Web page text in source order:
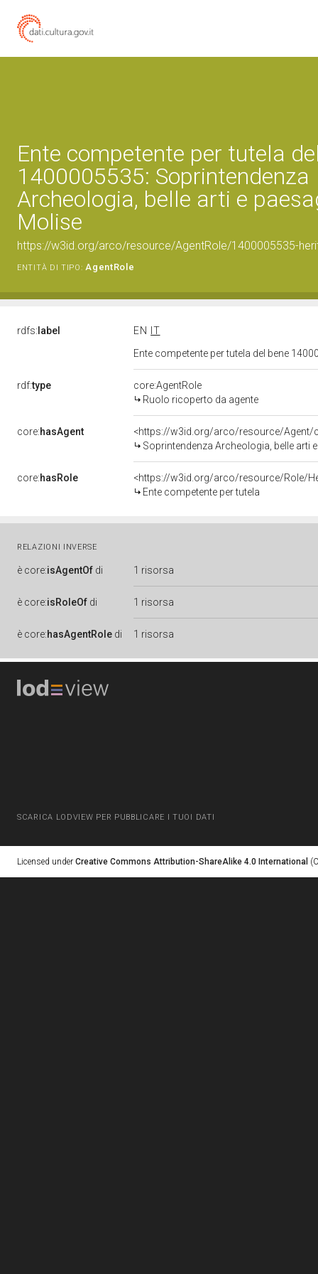
Ente competente per tutela
1400005535: Soprintendenza
Archeologia, belle arti e
Molise
https://w3id.org/arco/resource/AgentRole/1400005535-
ENTITÀ DI TIPO: AgentRole
rdfs: label EN
IT
Ente competente per tutela del bene
rdf:type
core:AgentRole
Ruolo ricoperto da agente
core:hasAgent
<https://w3id.org/arco/resource/Agent/
Soprintendenza Archeologia, belle arti
core:hasRole
<https://w3id.org/arco/resource/Role/
Ente competente per tutela
RELAZIONI INVERSE
è core:isAgentOf di 1 risorsa
è core:isRoleOf di 1 risorsa
è core:hasAgentRole di 1 risorsa
SCARICA LODVIEW PER PUBBLICARE I TUOI DATI
Licensed under Creative Commons Attribution-ShareAlike 4.0 International